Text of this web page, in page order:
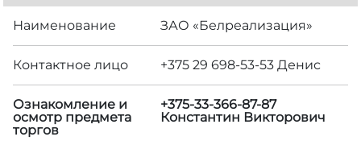
Наименование ЗАО «Белреализация»
Контактное лицо +375 29 698-53-53 Денис
Ознакомление и
осмотр предмета
торгов
+375-33-366-87-87
Константин Викторович